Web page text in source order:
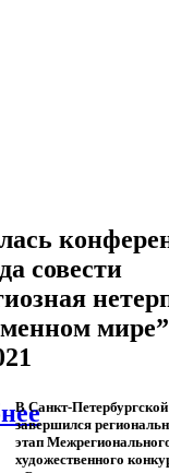
совести
мире”
В Санкт-
завершился
этап
художественного